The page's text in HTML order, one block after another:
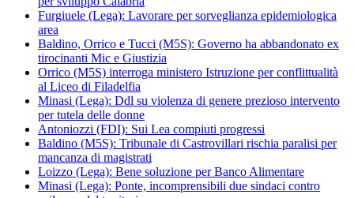
Furgiuele (Lega): Lavorare per sorveglianza epidemiologica
area
Baldino, Orrico e Tucci (M5S): Governo ha abbandonato ex
tirocinanti Mic e Giustizia
Orrico (M5S) interroga ministero Istruzione per conflittualità
al Liceo di Filadelfia
Minasi (Lega): Ddl su violenza di genere prezioso intervento
per tutela delle donne
Antoniozzi (FDI): Sui Lea compiuti progressi
Baldino (M5S): Tribunale di Castrovillari rischia paralisi per
mancanza di magistrati
Loizzo (Lega): Bene soluzione per Banco Alimentare
Minasi (Lega): Ponte, incomprensibili due sindaci contro